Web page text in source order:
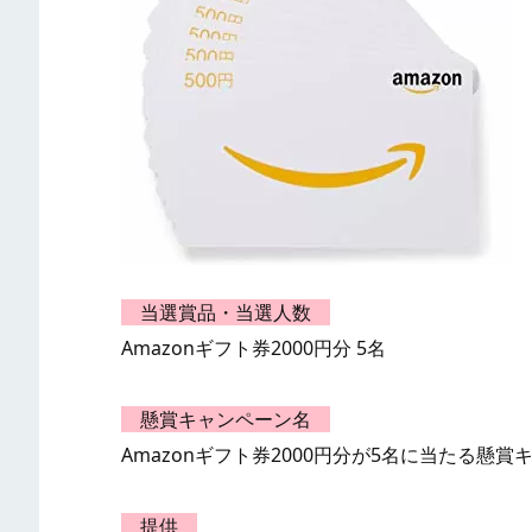
当選賞品・当選人数
Amazonギフト券2000円分 5名
懸賞キャンペーン名
Amazonギフト券2000円分が5名に当たる懸賞
提供